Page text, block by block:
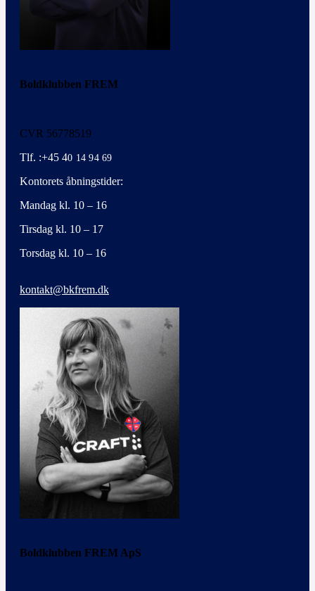
Boldklubben FREM
CVR 56778519
Tlf. :+45 40 14 94 69
Kontorets åbningstider:
Mandag kl. 10 – 16
Tirsdag kl. 10 – 17
Torsdag kl. 10 – 16
kontakt@bkfrem.dk
Boldklubben FREM ApS